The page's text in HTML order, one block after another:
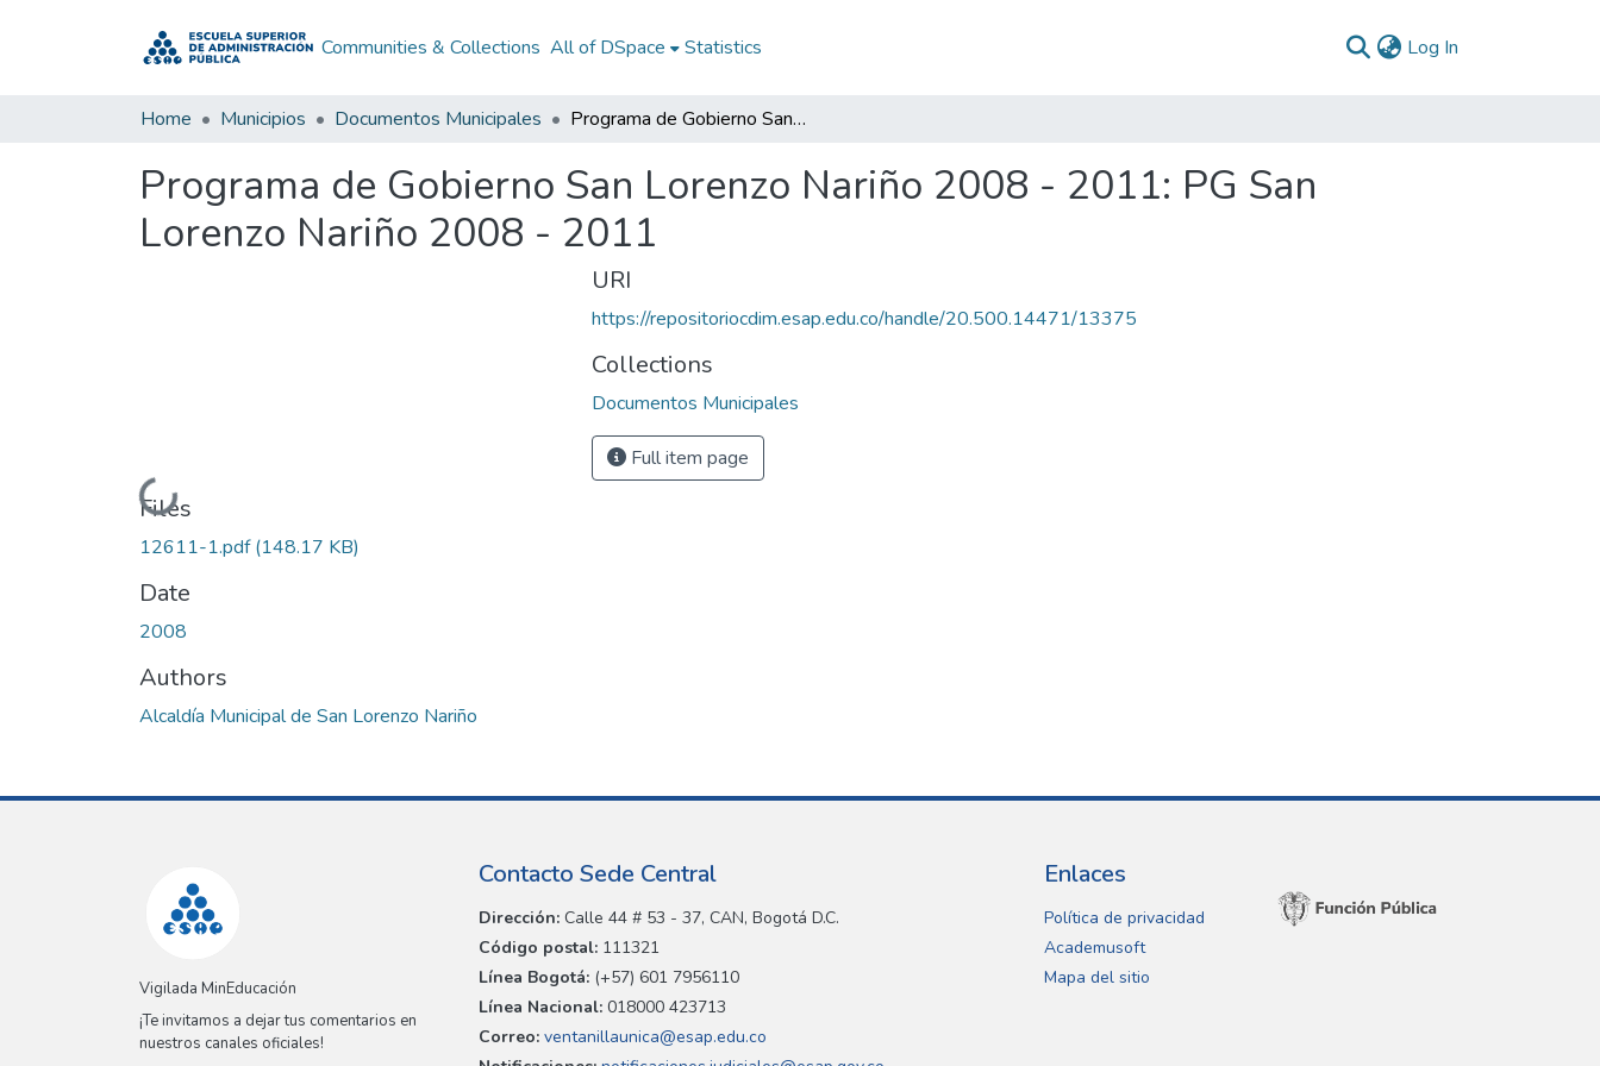
Communities & Collections All of DSpace Statistics Log In
Home Municipios Documentos Municipales Programa de Gobierno San Lorenzo Nariño 2008 - 2011: PG San Lorenzo Nariño 2008 - 2011
Programa de Gobierno San Lorenzo Nariño 2008 - 2011: PG San
Lorenzo Nariño 2008 - 2011
Loading...
Files
12611-1.pdf(148.17 KB)
Date
2008
Authors
Alcaldía Municipal de San Lorenzo Nariño
URI
https://repositoriocdim.esap.edu.co/handle/20.500.14471/13375
Collections
Documentos Municipales
Full item page
Vigilada MinEducación
¡Te invitamos a dejar tus comentarios en
nuestros canales oficiales!
Contacto Sede Central
Dirección: Calle 44 # 53 - 37, CAN, Bogotá D.C.
Código postal: 111321
Línea Bogotá: (+57) 601 7956110
Línea Nacional: 018000 423713
Correo: ventanillaunica@esap.edu.co
Enlaces
Política de privacidad
Academusoft
Mapa del sitio